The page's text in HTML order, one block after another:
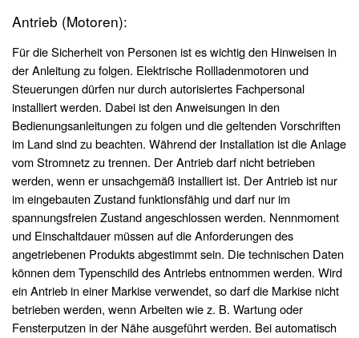
Antrieb (Motoren):
Für die Sicherheit von Personen ist es wichtig den Hinweisen in
der Anleitung zu folgen. Elektrische Rollladenmotoren und
Steuerungen dürfen nur durch autorisiertes Fachpersonal
installiert werden. Dabei ist den Anweisungen in den
Bedienungsanleitungen zu folgen und die geltenden Vorschriften
im Land sind zu beachten. Während der Installation ist die Anlage
vom Stromnetz zu trennen. Der Antrieb darf nicht betrieben
werden, wenn er unsachgemäß installiert ist. Der Antrieb ist nur
im eingebauten Zustand funktionsfähig und darf nur im
spannungsfreien Zustand angeschlossen werden. Nennmoment
und Einschaltdauer müssen auf die Anforderungen des
angetriebenen Produkts abgestimmt sein. Die technischen Daten
können dem Typenschild des Antriebs entnommen werden. Wird
ein Antrieb in einer Markise verwendet, so darf die Markise nicht
betrieben werden, wenn Arbeiten wie z. B. Wartung oder
Fensterputzen in der Nähe ausgeführt werden. Bei automatisch